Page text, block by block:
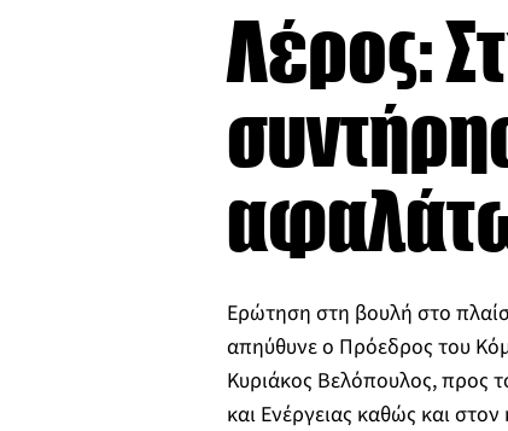
Λέρος:
Ερώτηση στη βουλή στο
απηύθυνε ο Πρόεδρος του
Κυριάκος Βελόπουλος, προς
και Ενέργειας καθώς και